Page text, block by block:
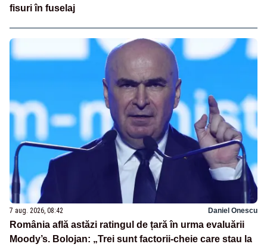
fisuri în fuselaj
7 aug. 2026, 08:42 Daniel Onescu
România află astăzi ratingul de țară în urma evaluării
Moody’s. Bolojan: „Trei sunt factorii-cheie care stau la